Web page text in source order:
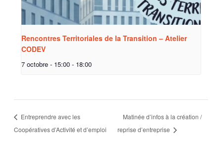
Rencontres Territoriales de la Transition – Atelier
CODEV
7 octobre - 15:00 - 18:00
Entreprendre avec les
Coopératives d’Activité et d’emploi
Matinée d’infos à la création /
reprise d’entreprise